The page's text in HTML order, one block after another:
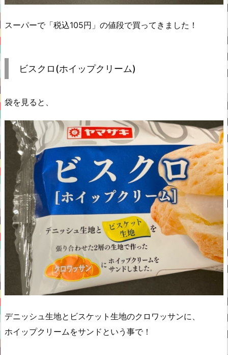
スーパーで「税込105円」の値段で買ってきました！
ビスクロ(ホイップクリーム)
袋を見ると、
デニッシュ生地とビスケット生地のクロワッサンに、
ホイップクリームをサンドという事で！